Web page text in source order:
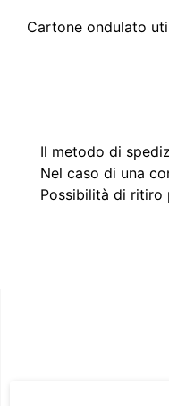
Cartone ondulato
Il metodo di
Nel caso di una
Possibilità di ritiro